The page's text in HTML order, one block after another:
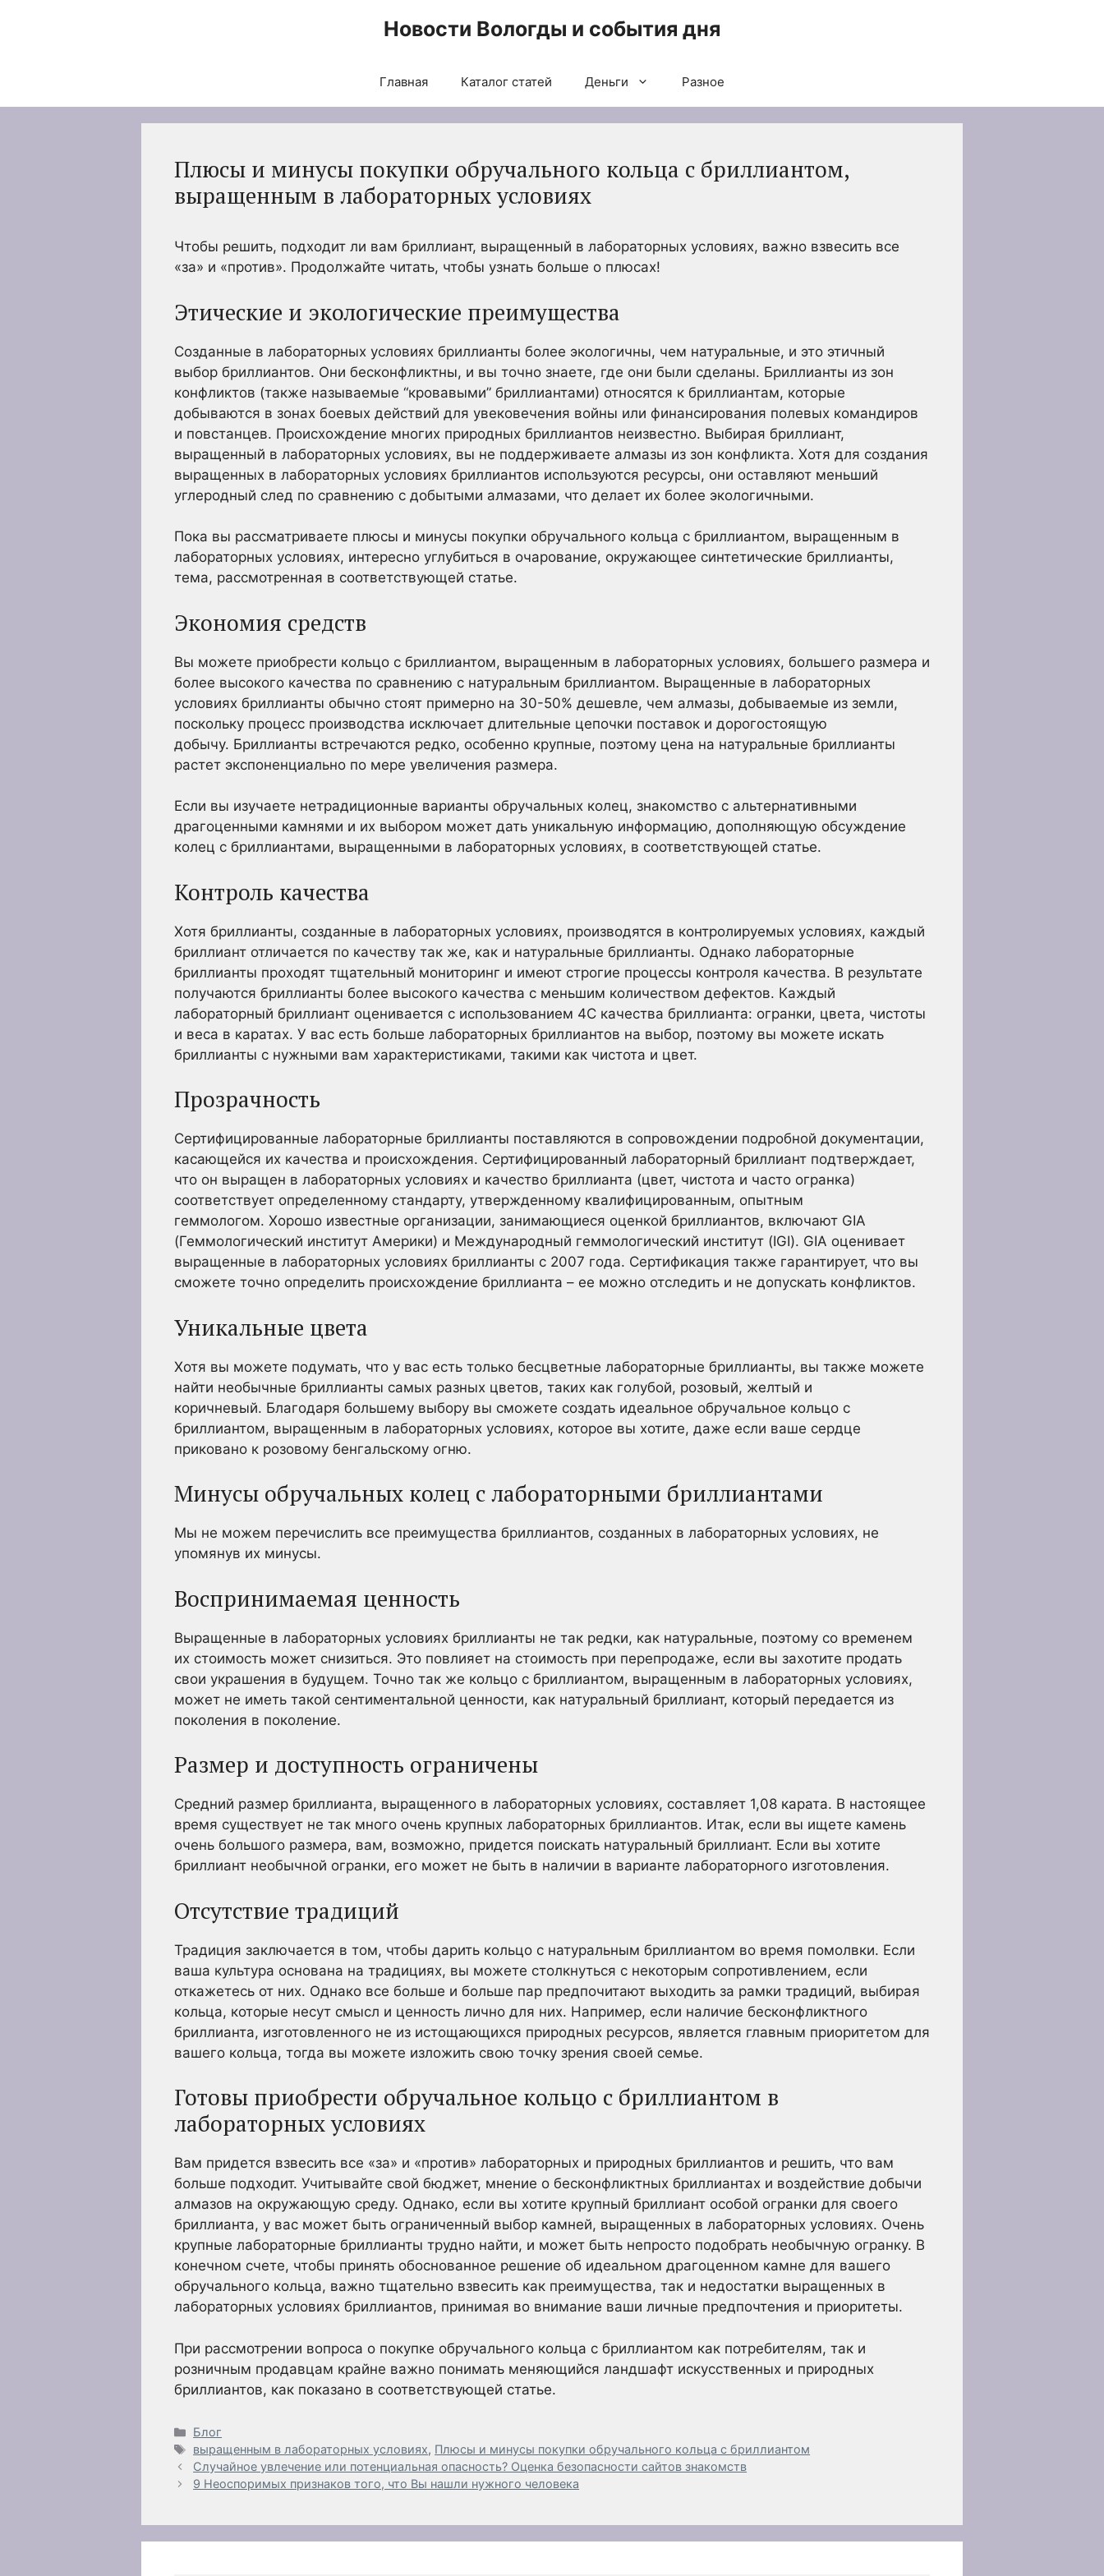
Новости Вологды и события дня
Главная Каталог статей Деньги Разное
Плюсы и минусы покупки обручального кольца с бриллиантом,
выращенным в лабораторных условиях
Чтобы решить, подходит ли вам бриллиант, выращенный в лабораторных условиях, важно взвесить все
«за» и «против». Продолжайте читать, чтобы узнать больше о плюсах!
Этические и экологические преимущества
Созданные в лабораторных условиях бриллианты более экологичны, чем натуральные, и это этичный
выбор бриллиантов. Они бесконфликтны, и вы точно знаете, где они были сделаны. Бриллианты из зон
конфликтов (также называемые “кровавыми” бриллиантами) относятся к бриллиантам, которые
добываются в зонах боевых действий для увековечения войны или финансирования полевых командиров
и повстанцев. Происхождение многих природных бриллиантов неизвестно. Выбирая бриллиант,
выращенный в лабораторных условиях, вы не поддерживаете алмазы из зон конфликта. Хотя для создания
выращенных в лабораторных условиях бриллиантов используются ресурсы, они оставляют меньший
углеродный след по сравнению с добытыми алмазами, что делает их более экологичными.
Пока вы рассматриваете плюсы и минусы покупки обручального кольца с бриллиантом, выращенным в
лабораторных условиях, интересно углубиться в очарование, окружающее синтетические бриллианты,
тема, рассмотренная в соответствующей статье.
Экономия средств
Вы можете приобрести кольцо с бриллиантом, выращенным в лабораторных условиях, большего размера и
более высокого качества по сравнению с натуральным бриллиантом. Выращенные в лабораторных
условиях бриллианты обычно стоят примерно на 30-50% дешевле, чем алмазы, добываемые из земли,
поскольку процесс производства исключает длительные цепочки поставок и дорогостоящую
добычу. Бриллианты встречаются редко, особенно крупные, поэтому цена на натуральные бриллианты
растет экспоненциально по мере увеличения размера.
Если вы изучаете нетрадиционные варианты обручальных колец, знакомство с альтернативными
драгоценными камнями и их выбором может дать уникальную информацию, дополняющую обсуждение
колец с бриллиантами, выращенными в лабораторных условиях, в соответствующей статье.
Контроль качества
Хотя бриллианты, созданные в лабораторных условиях, производятся в контролируемых условиях, каждый
бриллиант отличается по качеству так же, как и натуральные бриллианты. Однако лабораторные
бриллианты проходят тщательный мониторинг и имеют строгие процессы контроля качества. В результате
получаются бриллианты более высокого качества с меньшим количеством дефектов. Каждый
лабораторный бриллиант оценивается с использованием 4C качества бриллианта: огранки, цвета, чистоты
и веса в каратах. У вас есть больше лабораторных бриллиантов на выбор, поэтому вы можете искать
бриллианты с нужными вам характеристиками, такими как чистота и цвет.
Прозрачность
Сертифицированные лабораторные бриллианты поставляются в сопровождении подробной документации,
касающейся их качества и происхождения. Сертифицированный лабораторный бриллиант подтверждает,
что он выращен в лабораторных условиях и качество бриллианта (цвет, чистота и часто огранка)
соответствует определенному стандарту, утвержденному квалифицированным, опытным
геммологом. Хорошо известные организации, занимающиеся оценкой бриллиантов, включают GIA
(Геммологический институт Америки) и Международный геммологический институт (IGI). GIA оценивает
выращенные в лабораторных условиях бриллианты с 2007 года. Сертификация также гарантирует, что вы
сможете точно определить происхождение бриллианта – ее можно отследить и не допускать конфликтов.
Уникальные цвета
Хотя вы можете подумать, что у вас есть только бесцветные лабораторные бриллианты, вы также можете
найти необычные бриллианты самых разных цветов, таких как голубой, розовый, желтый и
коричневый. Благодаря большему выбору вы сможете создать идеальное обручальное кольцо с
бриллиантом, выращенным в лабораторных условиях, которое вы хотите, даже если ваше сердце
приковано к розовому бенгальскому огню.
Минусы обручальных колец с лабораторными бриллиантами
Мы не можем перечислить все преимущества бриллиантов, созданных в лабораторных условиях, не
упомянув их минусы.
Воспринимаемая ценность
Выращенные в лабораторных условиях бриллианты не так редки, как натуральные, поэтому со временем
их стоимость может снизиться. Это повлияет на стоимость при перепродаже, если вы захотите продать
свои украшения в будущем. Точно так же кольцо с бриллиантом, выращенным в лабораторных условиях,
может не иметь такой сентиментальной ценности, как натуральный бриллиант, который передается из
поколения в поколение.
Размер и доступность ограничены
Средний размер бриллианта, выращенного в лабораторных условиях, составляет 1,08 карата. В настоящее
время существует не так много очень крупных лабораторных бриллиантов. Итак, если вы ищете камень
очень большого размера, вам, возможно, придется поискать натуральный бриллиант. Если вы хотите
бриллиант необычной огранки, его может не быть в наличии в варианте лабораторного изготовления.
Отсутствие традиций
Традиция заключается в том, чтобы дарить кольцо с натуральным бриллиантом во время помолвки. Если
ваша культура основана на традициях, вы можете столкнуться с некоторым сопротивлением, если
откажетесь от них. Однако все больше и больше пар предпочитают выходить за рамки традиций, выбирая
кольца, которые несут смысл и ценность лично для них. Например, если наличие бесконфликтного
бриллианта, изготовленного не из истощающихся природных ресурсов, является главным приоритетом для
вашего кольца, тогда вы можете изложить свою точку зрения своей семье.
Готовы приобрести обручальное кольцо с бриллиантом в
лабораторных условиях
Вам придется взвесить все «за» и «против» лабораторных и природных бриллиантов и решить, что вам
больше подходит. Учитывайте свой бюджет, мнение о бесконфликтных бриллиантах и воздействие добычи
алмазов на окружающую среду. Однако, если вы хотите крупный бриллиант особой огранки для своего
бриллианта, у вас может быть ограниченный выбор камней, выращенных в лабораторных условиях. Очень
крупные лабораторные бриллианты трудно найти, и может быть непросто подобрать необычную огранку. В
конечном счете, чтобы принять обоснованное решение об идеальном драгоценном камне для вашего
обручального кольца, важно тщательно взвесить как преимущества, так и недостатки выращенных в
лабораторных условиях бриллиантов, принимая во внимание ваши личные предпочтения и приоритеты.
При рассмотрении вопроса о покупке обручального кольца с бриллиантом как потребителям, так и
розничным продавцам крайне важно понимать меняющийся ландшафт искусственных и природных
бриллиантов, как показано в соответствующей статье.
Рубрики
Блог
Метки
выращенным в лабораторных условиях, Плюсы и минусы покупки обручального кольца с бриллиантом
Случайное увлечение или потенциальная опасность? Оценка безопасности сайтов знакомств
9 Неоспоримых признаков того, что Вы нашли нужного человека